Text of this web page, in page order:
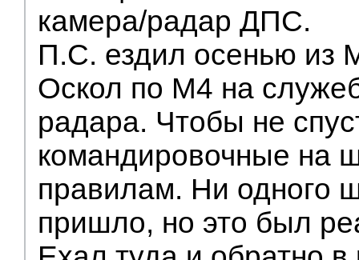
камера/радар ДПС.
П.С. ездил осенью из
Оскол по М4 на
радара. Чтобы не
командировочные на
правилам. Ни одного
пришло, но это был